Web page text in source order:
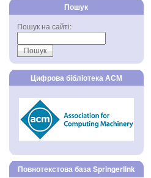
Пошук
Пошук на сайті:
Цифрова бібліотека АСМ
Повнотекстова база Springerlink